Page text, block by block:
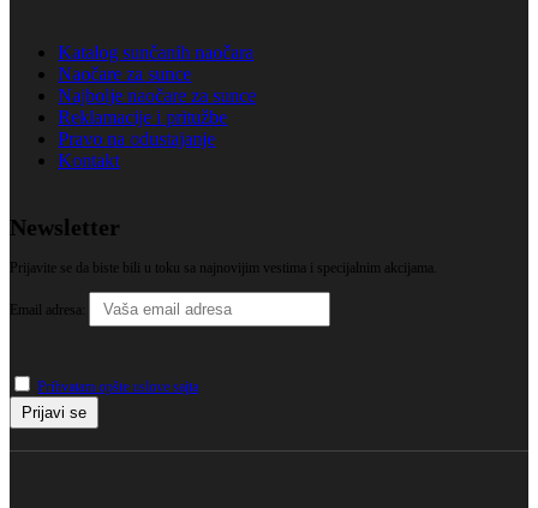
Katalog sunčanih naočara
Naočare za sunce
Najbolje naočare za sunce
Reklamacije i pritužbe
Pravo na odustajanje
Kontakt
Newsletter
Prijavite se da biste bili u toku sa najnovijim vestima i specijalnim akcijama.
Email adresa:
Prihvatam opšte uslove sajta